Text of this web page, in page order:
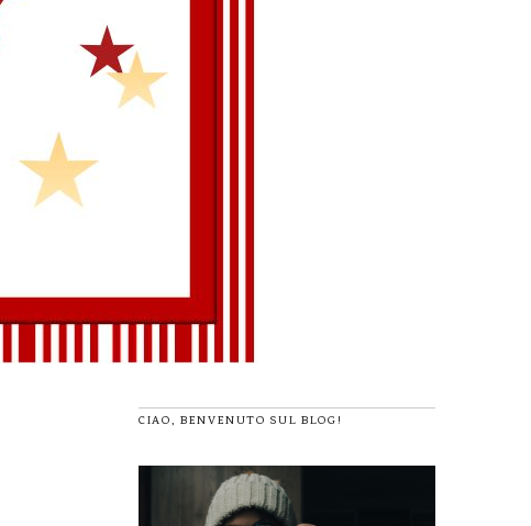
CIAO, BENVENUTO SUL BLOG!